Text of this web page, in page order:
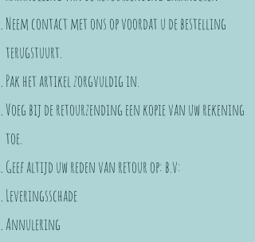
Neem contact met ons op voordat u de bestelling
terugstuurt.
Pak het artikel zorgvuldig in.
Voeg bij de retourzending een kopie van uw rekening
toe.
Geef altijd uw reden van retour op: b.v:
Leveringsschade
Annulering